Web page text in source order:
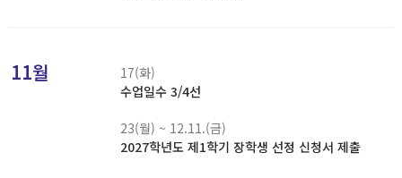
11월
17(화)
수업일수 3/4선
23(월) ~ 12.11.(금)
2027학년도 제1학기 장학생 선정 신청서 제출